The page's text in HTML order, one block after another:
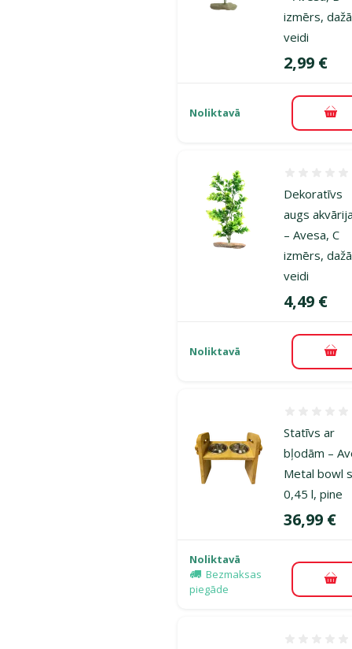
izmērs,
veidi
Cena
2,99 €
Noliktavā
Dekoratīvs
augs
– Avesa, C
izmērs,
veidi
Cena
4,49 €
Noliktavā
Statīvs ar
bļodām –
Metal bowl
0,45 l, pine
Cena
36,99 €
Noliktavā
Bezmaksas
piegāde